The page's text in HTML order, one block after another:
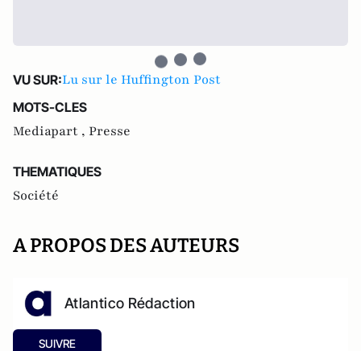
VU SUR:Lu sur le Huffington Post
MOTS-CLES
Mediapart , Presse
THEMATIQUES
Société
A PROPOS DES AUTEURS
Atlantico Rédaction
SUIVRE